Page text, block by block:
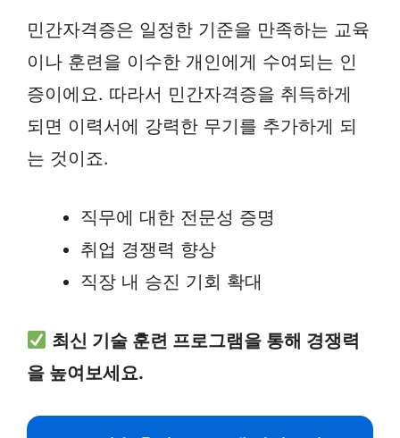
민간자격증은 일정한 기준을 만족하는 교육
이나 훈련을 이수한 개인에게 수여되는 인
증이에요. 따라서 민간자격증을 취득하게
되면 이력서에 강력한 무기를 추가하게 되
는 것이죠.
직무에 대한 전문성 증명
취업 경쟁력 향상
직장 내 승진 기회 확대
최신 기술 훈련 프로그램을 통해 경쟁력
을 높여보세요.